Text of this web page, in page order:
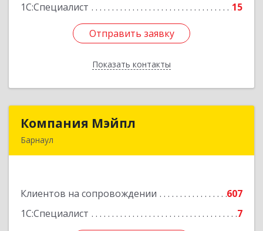
1С:Специалист
15
Отправить заявку
Показать контакты
Отправить заявку
Назад
Компания Мэйпл
Барнаул
Клиентов на сопровождении
607
1С:Специалист
7
Компания Мэйпл
Подробнее